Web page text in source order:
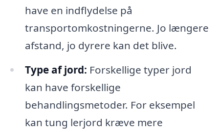
have en indflydelse på
transportomkostningerne. Jo længere
afstand, jo dyrere kan det blive.
Type af jord: Forskellige typer jord
kan have forskellige
behandlingsmetoder. For eksempel
kan tung lerjord kræve mere